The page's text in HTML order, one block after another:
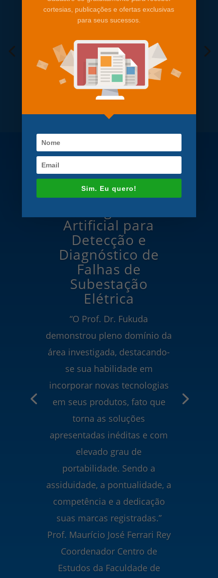
Artificial para
Detecção e
Diagnóstico de
Falhas de
Subestação
Elétrica
“O Prof. Dr. Fukuda
demonstrou pleno domínio da
área investigada, destacando-
se sua habilidade em
incorporar novas tecnologias
em seus produtos, fato que
torna as soluções
apresentadas inéditas e com
elevado grau de
portabilidade. Sendo a
assiduidade, a pontualidade, a
competência e a dedicação
suas marcas registradas.”
Prof. Maurício José Ferrari Rey
Coordenador Centro de
Estudos da Faculdade de
cortesias, publicações e ofertas exclusivas
para seus sucessos.
Sim. Eu quero!